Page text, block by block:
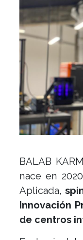
BALAB
nace en
Aplicada,
Innovación
de centros